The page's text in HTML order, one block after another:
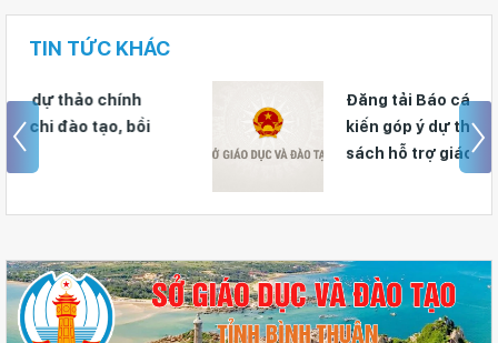
TIN TỨC KHÁC
Đăng tải Báo cáo tiếp thu, giải trình ý
kiến góp ý dự thảo Nghị quyết về chính
sách hỗ trợ giáo viên và lưu học sinh